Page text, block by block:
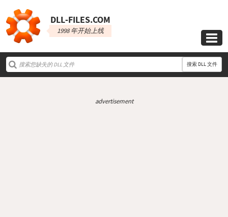
DLL‑FILES.COM
1998 年开始上线

搜索 DLL 文件
advertisement